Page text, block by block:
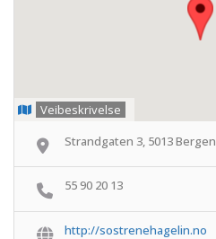
Veibeskrivelse
Strandgaten 3, 5013 Bergen
55 90 20 13
http://sostrenehagelin.no